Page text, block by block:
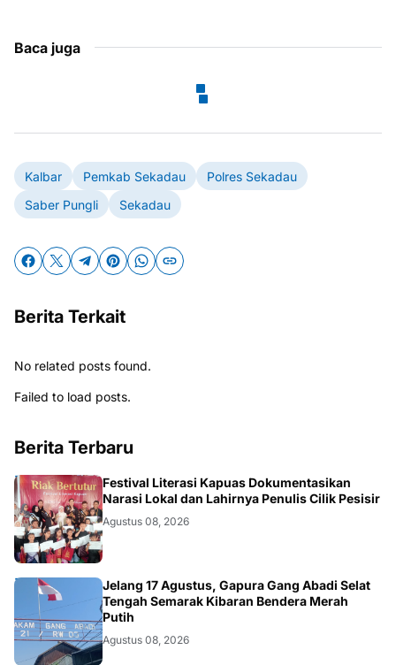
Baca juga
Kalbar Pemkab Sekadau
Polres Sekadau
Saber Pungli
Sekadau
Berita Terkait
No related posts found.
Failed to load posts.
Berita Terbaru
DAERAH
Festival Literasi Kapuas Dokumentasikan
Narasi Lokal dan Lahirnya Penulis Cilik Pesisir
Agustus 08, 2026
Jelang 17 Agustus, Gapura Gang Abadi Selat
Tengah Semarak Kibaran Bendera Merah
Putih
Agustus 08, 2026